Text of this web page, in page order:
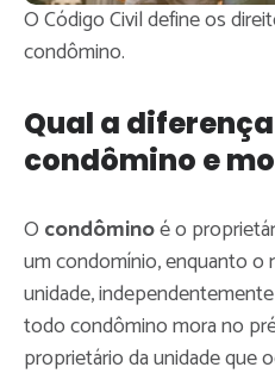
O Código Civil define os
condômino.
Qual a
condômino e
O condôminoé o
um condomínio, enquanto o
unidade,
todo condômino mora no
proprietário da unidade que